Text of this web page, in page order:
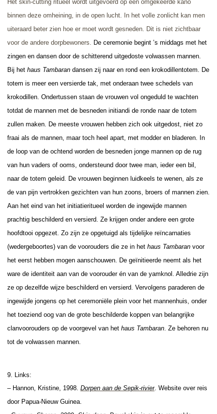
Het skin-cutting ritueel wordt uitgevoerd op een omgekeerde kano
binnen deze omheining, in de open lucht. In het volle zonlicht kan men
uiteraard beter zien hoe er moet wordt gesneden. Dit is niet zichtbaar
voor de andere dorpbewoners.
De ceremonie begint ’s middags met het
zingen en dansen door de schitterend uitgedoste volwassen mannen.
Bij het haus Tambaran dansen zij naar en rond een krokodillentotem. De
totem is meer een versierde tak, met onderaan twee schedels van
krokodillen. Ondertussen staan de vrouwen vol ongeduld te wachten
totdat de mannen met de besneden initiandi de ronde naar de totem
zullen maken. De meeste vrouwen hebben zich ook uitgedost, niet zo
fraai als de mannen, maar toch heel apart, met modder en bladeren. In
de loop van de ochtend worden de besneden jonge mannen op de rug
van hun vaders of ooms, ondersteund door twee man, ieder een bil,
naar de totem geleid. De vrouwen beginnen luidkeels te wenen, als ze
de van pijn vertrokken gezichten van hun zoons, broers of mannen zien.
Aan het eind van het initiatieritueel worden de ingewijde mannen
prachtig beschilderd en versierd. Ze krijgen onder andere een grote
hoofdtooi opgezet. Zo zijn ze opgetuigd als tijdelijke reïncarnaties
(wedergeboortes) van de voorouders die ze in het haus Tambaran voor
het eerst hebben mogen aanschouwen. De geïnitieerde neemt als het
ware de identiteit aan van de voorouder én van de yamknol. Alledrie zijn
ze op dezelfde wijze beschilderd en versierd. Vervolgens paraderen de
ingewijde jongens op het ceremoniële plein voor het mannenhuis, onder
het toeziend oog van de grote beschilderde koppen van belangrijke
clanvoorouders op de voorgevel van het haus Tambaran . Ze behoren nu
tot de volwassen mannen.
9. Links:
– Hannon, Kristine, 1998. Dorpen aan de Sepik-rivier . Website over reis
door Papua-Nieuw Guinea.